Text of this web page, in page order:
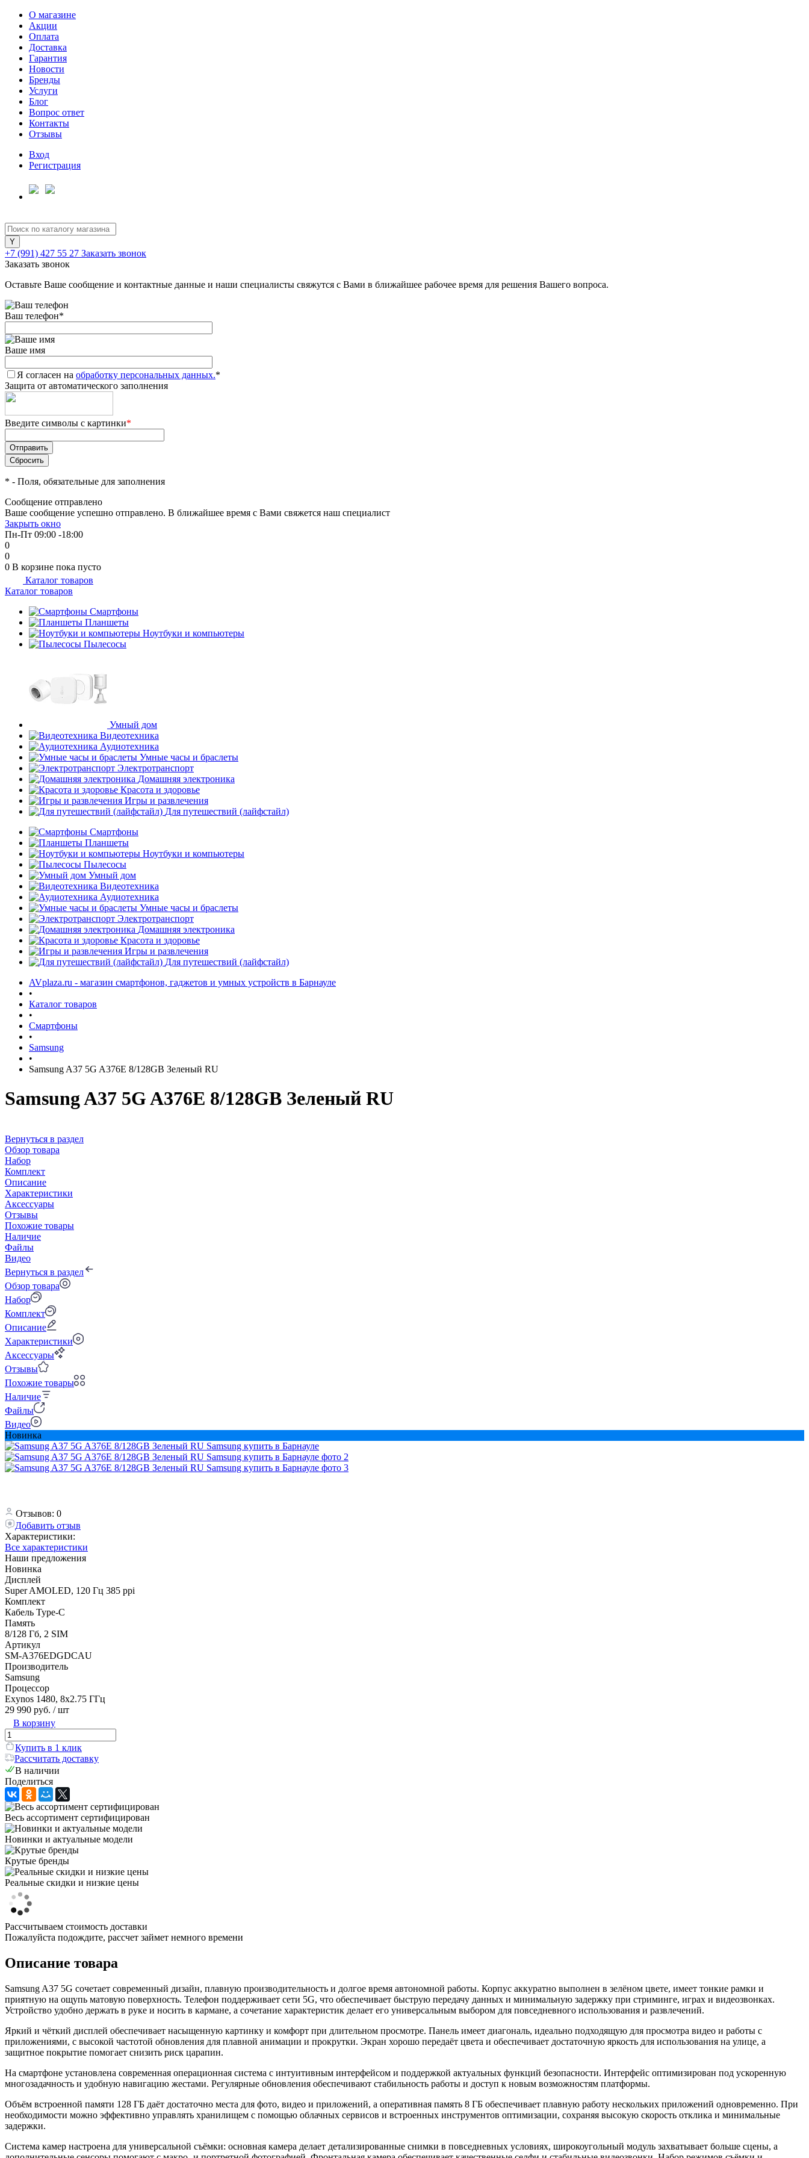
О магазине
Акции
Оплата
Доставка
Гарантия
Новости
Бренды
Услуги
Блог
Вопрос ответ
Контакты
Отзывы
Вход
Регистрация
+7 (991) 427 55 27 Заказать звонок
Заказать звонок
Оставьте Ваше сообщение и контактные данные и наши специалисты свяжутся с Вами в ближайшее рабочее время для решения Вашего вопроса.
Ваш телефон*
Ваше имя
Я согласен на обработку персональных данных.*
Защита от автоматического заполнения
Введите символы с картинки*
* - Поля, обязательные для заполнения
Сообщение отправлено
Ваше сообщение успешно отправлено. В ближайшее время с Вами свяжется наш специалист
Закрыть окно
Пн-Пт 09:00 -18:00
0
0
0 В корзине пока пусто
Каталог товаров
Каталог товаров
Смартфоны
Планшеты
Ноутбуки и компьютеры
Пылесосы
Умный дом
Видеотехника
Аудиотехника
Умные часы и браслеты
Электротранспорт
Домашняя электроника
Красота и здоровье
Игры и развлечения
Для путешествий (лайфстайл)
Смартфоны
Планшеты
Ноутбуки и компьютеры
Пылесосы
Умный дом
Видеотехника
Аудиотехника
Умные часы и браслеты
Электротранспорт
Домашняя электроника
Красота и здоровье
Игры и развлечения
Для путешествий (лайфстайл)
AVplaza.ru - магазин смартфонов, гаджетов и умных устройств в Барнауле
•
Каталог товаров
•
Смартфоны
•
Samsung
•
Samsung A37 5G A376E 8/128GB Зеленый RU
Samsung A37 5G A376E 8/128GB Зеленый RU
Вернуться в раздел
Обзор товара
Набор
Комплект
Описание
Характеристики
Аксессуары
Отзывы
Похожие товары
Наличие
Файлы
Видео
Вернуться в раздел
Обзор товара
Набор
Комплект
Описание
Характеристики
Аксессуары
Отзывы
Похожие товары
Наличие
Файлы
Видео
Новинка
Отзывов: 0
Добавить отзыв
Характеристики:
Все характеристики
Наши предложения
Новинка
Дисплей
Super AMOLED, 120 Гц 385 ppi
Комплект
Кабель Type-C
Память
8/128 Гб, 2 SIM
Артикул
SM-A376EDGDCAU
Производитель
Samsung
Процессор
Exynos 1480, 8х2.75 ГГц
29 990 руб. / шт
В корзину
Купить в 1 клик
Рассчитать доставку
В наличии
Поделиться
Весь ассортимент сертифицирован
Новинки и актуальные модели
Крутые бренды
Реальные скидки и низкие цены
Рассчитываем стоимость доставки
Пожалуйста подождите, рассчет займет немного времени
Описание товара
Samsung A37 5G сочетает современный дизайн, плавную производительность и долгое время автономной работы. Корпус аккуратно выполнен в зелёном цвете, имеет тонкие рамки и
приятную на ощупь матовую поверхность. Телефон поддерживает сети 5G, что обеспечивает быструю передачу данных и минимальную задержку при стриминге, играх и видеозвонках.
Устройство удобно держать в руке и носить в кармане, а сочетание характеристик делает его универсальным выбором для повседневного использования и развлечений.
Яркий и чёткий дисплей обеспечивает насыщенную картинку и комфорт при длительном просмотре. Панель имеет диагональ, идеально подходящую для просмотра видео и работы с
приложениями, с высокой частотой обновления для плавной анимации и прокрутки. Экран хорошо передаёт цвета и обеспечивает достаточную яркость для использования на улице, а
защитное покрытие помогает снизить риск царапин.
На смартфоне установлена современная операционная система с интуитивным интерфейсом и поддержкой актуальных функций безопасности. Интерфейс оптимизирован под ускоренную
многозадачность и удобную навигацию жестами. Регулярные обновления обеспечивают стабильность работы и доступ к новым возможностям платформы.
Объём встроенной памяти 128 ГБ даёт достаточно места для фото, видео и приложений, а оперативная память 8 ГБ обеспечивает плавную работу нескольких приложений одновременно. При
необходимости можно эффективно управлять хранилищем с помощью облачных сервисов и встроенных инструментов оптимизации, сохраняя высокую скорость отклика и минимальные
задержки.
Система камер настроена для универсальной съёмки: основная камера делает детализированные снимки в повседневных условиях, широкоугольный модуль захватывает больше сцены, а
на частибез переплат
25% картой любого банка